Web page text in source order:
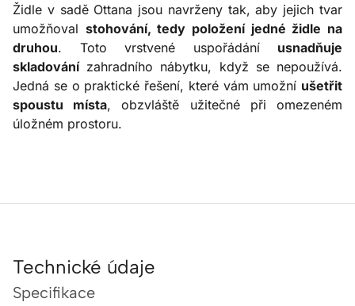
Židle v sadě Ottana jsou navrženy tak, aby jejich tvar
umožňoval stohování, tedy položení jedné židle na
druhou. Toto vrstvené uspořádání usnadňuje
skladovánízahradního nábytku, když se nepoužívá.
Jedná se o praktické řešení, které vám umožní ušetřit
spoustu místa, obzvláště užitečné při omezeném
úložném prostoru.
Technické údaje
Specifikace